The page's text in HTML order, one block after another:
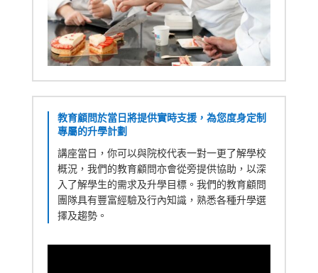
教育顧問於當日將提供實時支援，為您度身定制
專屬的升學計劃
講座當日，你可以與院校代表一對一更了解學校
概況，我們的教育顧問亦會從旁提供協助，以深
入了解學生的需求及升學目標。我們的教育顧問
團隊具有豐富經驗及行內知識，熟悉各種升學選
擇及趨勢。